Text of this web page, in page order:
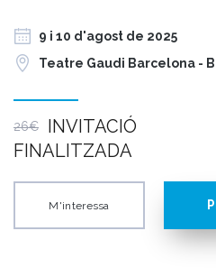
9 i 10 d'agost de 2025
Teatre Gaudi Barcelona -
26€
INVITACIÓ
FINALITZADA
M'interessa